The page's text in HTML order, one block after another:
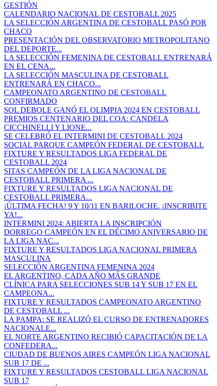
GESTIÓN
CALENDARIO NACIONAL DE CESTOBALL 2025
LA SELECCIÓN ARGENTINA DE CESTOBALL PASÓ POR
CHACO
PRESENTACIÓN DEL OBSERVATORIO METROPOLITANO
DEL DEPORTE...
LA SELECCIÓN FEMENINA DE CESTOBALL ENTRENARÁ
EN EL CENA...
LA SELECCIÓN MASCULINA DE CESTOBALL
ENTRENARÁ EN CHACO...
CAMPEONATO ARGENTINO DE CESTOBALL
CONFIRMADO
SOL DEBOLE GANÓ EL OLIMPIA 2024 EN CESTOBALL
PREMIOS CENTENARIO DEL COA: CANDELA
CICCHINELLI Y LIONE...
SE CELEBRÓ EL INTERMINI DE CESTOBALL 2024
SOCIAL PARQUE CAMPEÓN FEDERAL DE CESTOBALL
FIXTURE Y RESULTADOS LIGA FEDERAL DE
CESTOBALL 2024
SITAS CAMPEÓN DE LA LIGA NACIONAL DE
CESTOBALL PRIMERA ...
FIXTURE Y RESULTADOS LIGA NACIONAL DE
CESTOBALL PRIMERA...
¡ÚLTIMA FECHA! 9 Y 10/11 EN BARILOCHE. ¡INSCRIBITE
YA!...
INTERMINI 2024: ABIERTA LA INSCRIPCIÓN
DORREGO CAMPEÓN EN EL DÉCIMO ANIVERSARIO DE
LA LIGA NAC...
FIXTURE Y RESULTADOS LIGA NACIONAL PRIMERA
MASCULINA
SELECCIÓN ARGENTINA FEMENINA 2024
EL ARGENTINO, CADA AÑO MÁS GRANDE
CLÍNICA PARA SELECCIONES SUB 14 Y SUB 17 EN EL
CAMPEONA...
FIXTURE Y RESULTADOS CAMPEONATO ARGENTINO
DE CESTOBALL ...
LA PAMPA: SE REALIZÓ EL CURSO DE ENTRENADORES
NACIONALE...
EL NORTE ARGENTINO RECIBIÓ CAPACITACIÓN DE LA
CONFEDERA...
CIUDAD DE BUENOS AIRES CAMPEÓN LIGA NACIONAL
SUB 17 DE ...
FIXTURE Y RESULTADOS CESTOBALL LIGA NACIONAL
SUB 17